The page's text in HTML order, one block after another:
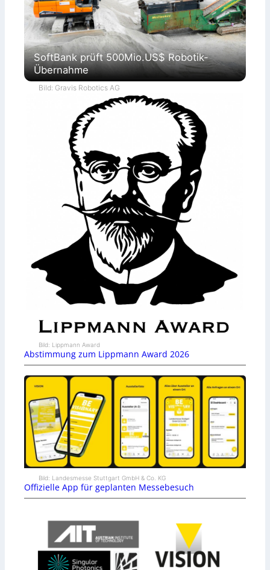
SoftBank prüft 500Mio.US$ Robotik-
Übernahme
Bild: Gravis Robotics AG
Bild: Lippmann Award
Abstimmung zum Lippmann Award 2026
Bild: Landesmesse Stuttgart GmbH & Co. KG
Offizielle App für geplanten Messebesuch